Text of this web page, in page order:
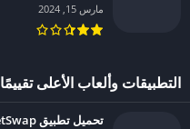
مارس 15, 2024
التطبيقات وألعاب الأعلى تقييمًا
تحميل تطبيق TicketSwap مهكر للاندرويد 2024